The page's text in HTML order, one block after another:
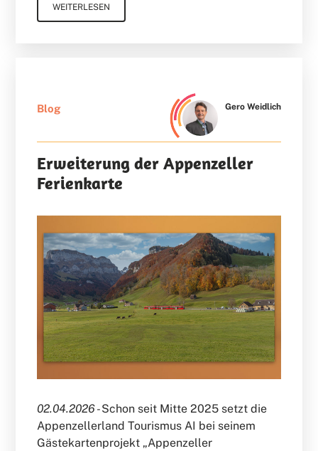
WEITERLESEN
Blog Gero Weidlich
Erweiterung der Appenzeller
Ferienkarte
02.04.2026 -Schon seit Mitte 2025 setzt die
Appenzellerland Tourismus AI bei seinem
Gästekartenprojekt „Appenzeller